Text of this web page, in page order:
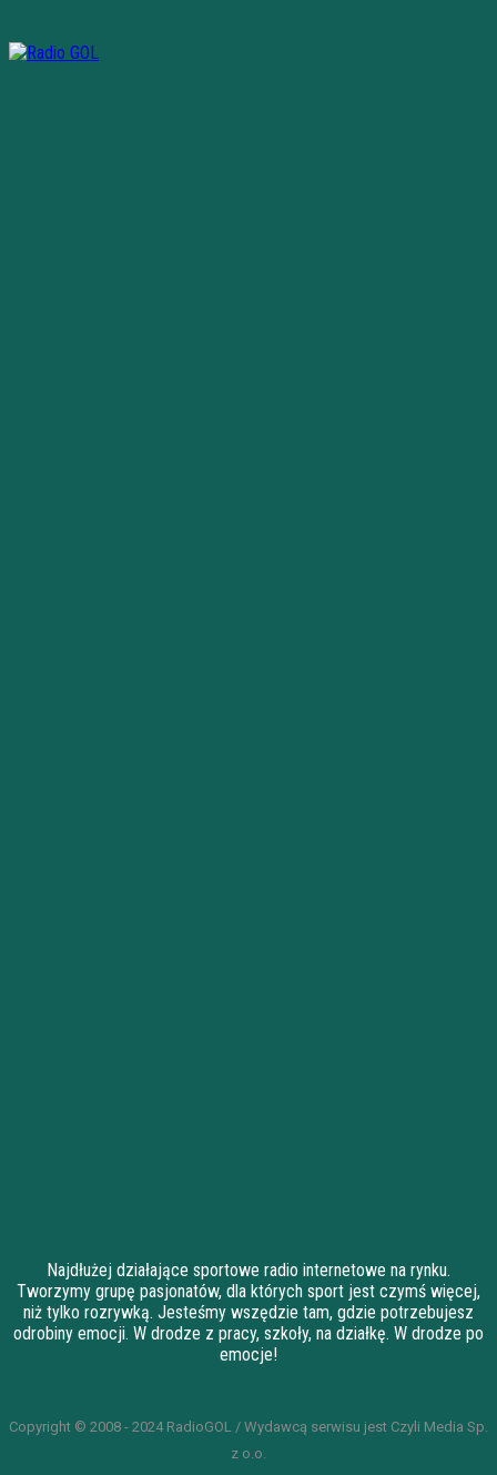
Najdłużej działające sportowe radio internetowe na rynku.
Tworzymy grupę pasjonatów, dla których sport jest czymś więcej,
niż tylko rozrywką. Jesteśmy wszędzie tam, gdzie potrzebujesz
odrobiny emocji. W drodze z pracy, szkoły, na działkę. W drodze po
emocje!
Copyright © 2008 - 2024 RadioGOL / Wydawcą serwisu jest Czyli Media Sp.
z o.o.